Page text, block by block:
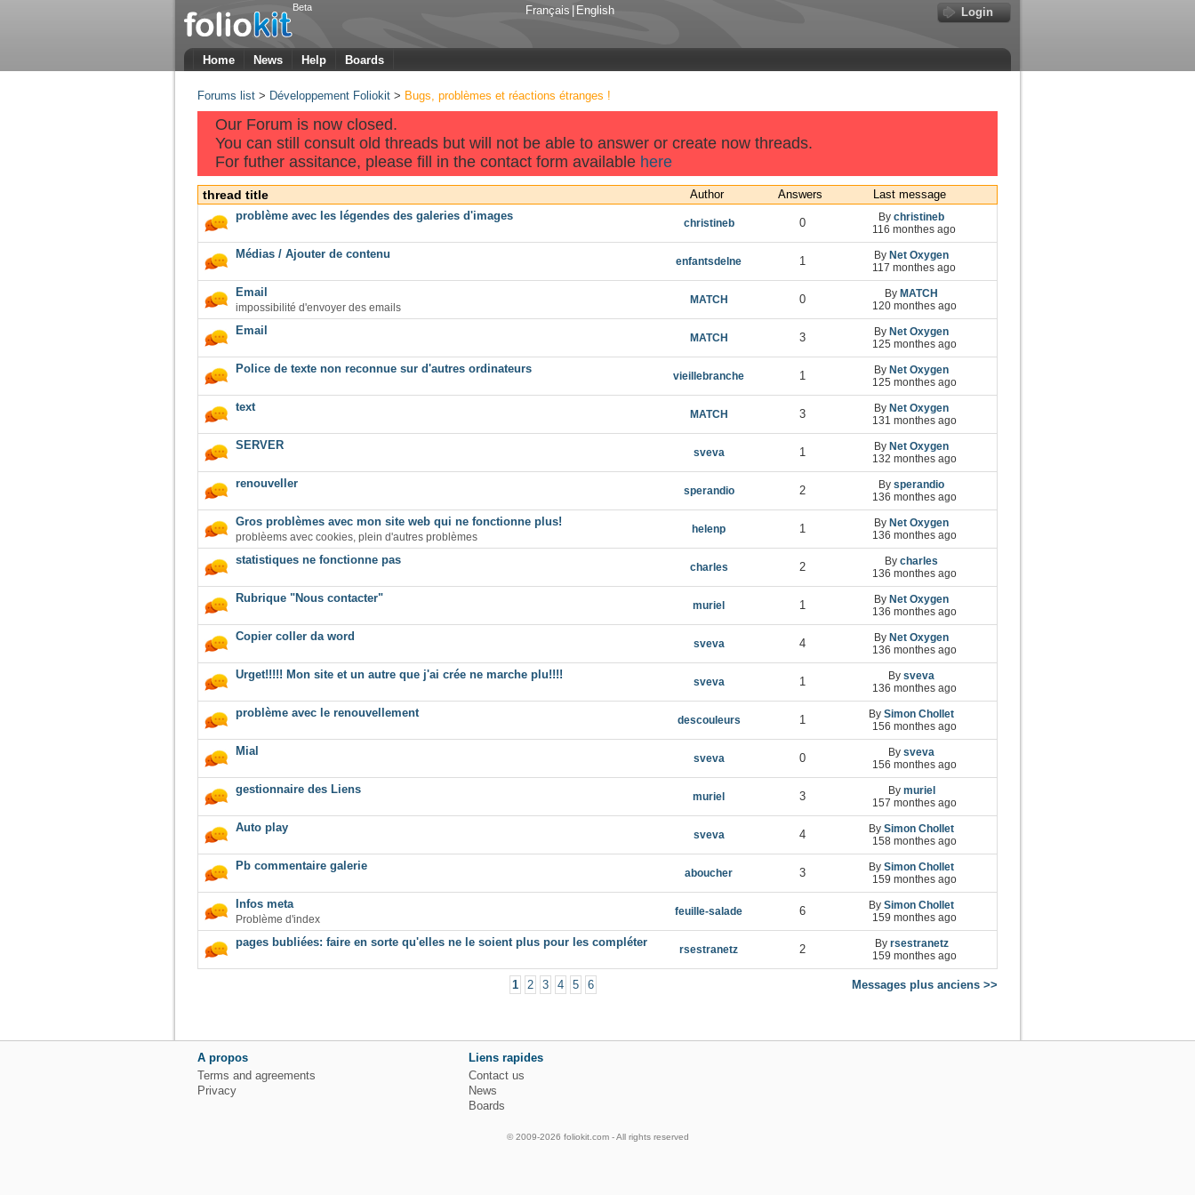
Beta Français English Login
Home News Help Boards
Forums list > Développement Foliokit > Bugs, problèmes et réactions étranges !
Our Forum is now closed.
You can still consult old threads but will not be able to answer or create now threads.
For futher assitance, please fill in the contact form available here
thread title Author Answers
Last message
problème avec les légendes des galeries d'images
christineb 0 By christineb
116 monthes ago
Médias / Ajouter de contenu
enfantsdelne 1 By Net Oxygen
117 monthes ago
Email
impossibilité d'envoyer des emails
MATCH 0 By MATCH
120 monthes ago
Email
MATCH 3 By Net Oxygen
125 monthes ago
Police de texte non reconnue sur d'autres ordinateurs
vieillebranche 1 By Net Oxygen
125 monthes ago
text
MATCH 3 By Net Oxygen
131 monthes ago
SERVER
sveva 1 By Net Oxygen
132 monthes ago
renouveller
sperandio 2 By sperandio
136 monthes ago
Gros problèmes avec mon site web qui ne fonctionne plus!
problèems avec cookies, plein d'autres problèmes
helenp 1 By Net Oxygen
136 monthes ago
statistiques ne fonctionne pas
charles 2 By charles
136 monthes ago
Rubrique "Nous contacter"
muriel 1 By Net Oxygen
136 monthes ago
Copier coller da word
sveva 4 By Net Oxygen
136 monthes ago
Urget!!!!! Mon site et un autre que j'ai crée ne marche plu!!!!
sveva 1 By sveva
136 monthes ago
problème avec le renouvellement
descouleurs 1 By Simon Chollet
156 monthes ago
Mial
sveva 0 By sveva
156 monthes ago
gestionnaire des Liens
muriel 3 By muriel
157 monthes ago
Auto play
sveva 4 By Simon Chollet
158 monthes ago
Pb commentaire galerie
aboucher 3 By Simon Chollet
159 monthes ago
Infos meta
Problème d'index
feuille-salade 6 By Simon Chollet
159 monthes ago
pages bubliées: faire en sorte qu'elles ne le soient plus pour les compléter
rsestranetz 2 By rsestranetz
159 monthes ago
1 2 3 4 5 6 Messages plus anciens >>
A propos
Terms and agreements
Privacy
Liens rapides
Contact us
News
Boards
© 2009-2026 foliokit.com - All rights reserved